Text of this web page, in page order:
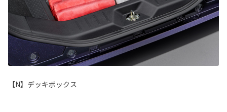
【N】デッキボックス